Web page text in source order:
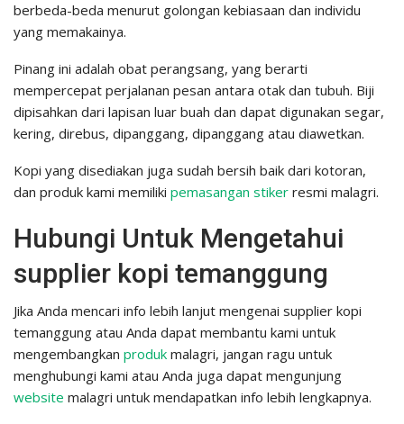
berbeda-beda menurut golongan kebiasaan dan individu
yang memakainya.
Pinang ini adalah obat perangsang, yang berarti
mempercepat perjalanan pesan antara otak dan tubuh. Biji
dipisahkan dari lapisan luar buah dan dapat digunakan segar,
kering, direbus, dipanggang, dipanggang atau diawetkan.
Kopi yang disediakan juga sudah bersih baik dari kotoran,
dan produk kami memiliki pemasangan stiker resmi malagri.
Hubungi Untuk Mengetahui
supplier kopi temanggung
Jika Anda mencari info lebih lanjut mengenai supplier kopi
temanggung atau Anda dapat membantu kami untuk
mengembangkan produk malagri, jangan ragu untuk
menghubungi kami atau Anda juga dapat mengunjung
website malagri untuk mendapatkan info lebih lengkapnya.